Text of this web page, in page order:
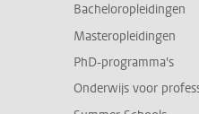
Bacheloropleidingen
Masteropleidingen
PhD-programma's
Onderwijs voor